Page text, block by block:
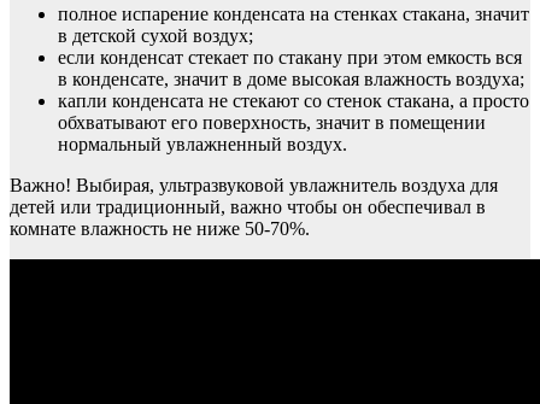
полное испарение конденсата на стенках стакана, значит
в детской сухой воздух;
если конденсат стекает по стакану при этом емкость вся
в конденсате, значит в доме высокая влажность воздуха;
капли конденсата не стекают со стенок стакана, а просто
обхватывают его поверхность, значит в помещении
нормальный увлажненный воздух.
Важно! Выбирая, ультразвуковой увлажнитель воздуха для
детей или традиционный, важно чтобы он обеспечивал в
комнате влажность не ниже 50-70%.